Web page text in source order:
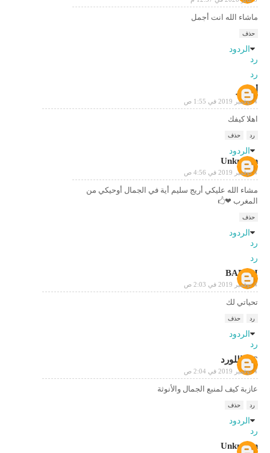
ماشاء الله انت أجمل
حذف
الردود
رد
رد
أبوبكر
4 نوفمبر 2019 في 1:55 ص
اهلا كيفك
رد حذف
الردود
Unknown
4 نوفمبر 2019 في 4:56 ص
مشاء الله عليكي أريج سليم أية في الجمال أوحيكي من
المغرب ❤🖒
حذف
الردود
رد
رد
BABAH
4 نوفمبر 2019 في 2:03 ص
تحياتي لك
رد حذف
الردود
رد
NC اللورد
4 نوفمبر 2019 في 2:04 ص
عازبة كيف لمنبع الجمال والأنوثة
رد حذف
الردود
رد
Unknown